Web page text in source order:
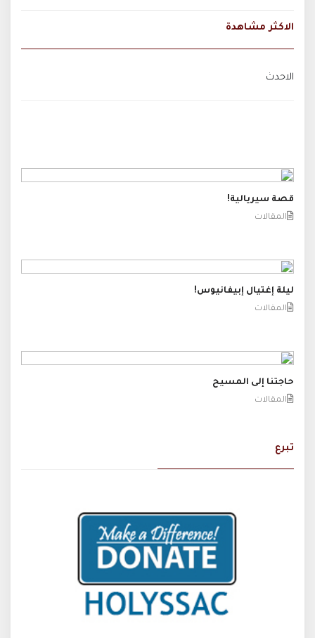
الاكثر مشاهدة
الاحدث
قصة سيريالية!
المقالات
ليلة إغتيال إبيفانيوس!
المقالات
حاجتنا إلى المسيح
المقالات
تبرع